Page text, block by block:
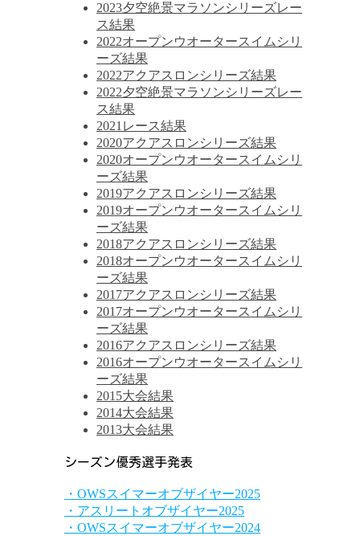
2023夕空絶景マラソンシリーズレー
ス結果
2022オープンウオータースイムシリ
ーズ結果
2022アクアスロンシリーズ結果
2022夕空絶景マラソンシリーズレー
ス結果
2021レース結果
2020アクアスロンシリーズ結果
2020オープンウオータースイムシリ
ーズ結果
2019アクアスロンシリーズ結果
2019オープンウオータースイムシリ
ーズ結果
2018アクアスロンシリーズ結果
2018オープンウオータースイムシリ
ーズ結果
2017アクアスロンシリーズ結果
2017オープンウオータースイムシリ
ーズ結果
2016アクアスロンシリーズ結果
2016オープンウオータースイムシリ
ーズ結果
2015大会結果
2014大会結果
2013大会結果
シーズン優秀選手発表
・OWSスイマーオブザイヤー2025
・アスリートオブザイヤー2025
・OWSスイマーオブザイヤー2024